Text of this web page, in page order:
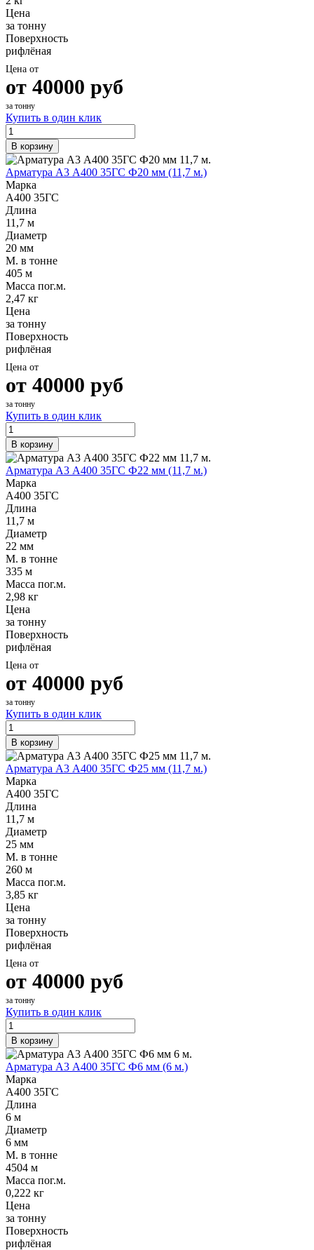
Цена
за тонну
Поверхность
рифлёная
Цена от
от 40000 руб
за тонну
Купить в один клик
В корзину
Арматура А3 А400 35ГС Ф20 мм (11,7 м.)
Марка
А400 35ГС
Длина
11,7 м
Диаметр
20 мм
М. в тонне
405 м
Масса пог.м.
2,47 кг
Цена
за тонну
Поверхность
рифлёная
Цена от
от 40000 руб
за тонну
Купить в один клик
В корзину
Арматура А3 А400 35ГС Ф22 мм (11,7 м.)
Марка
А400 35ГС
Длина
11,7 м
Диаметр
22 мм
М. в тонне
335 м
Масса пог.м.
2,98 кг
Цена
за тонну
Поверхность
рифлёная
Цена от
от 40000 руб
за тонну
Купить в один клик
В корзину
Арматура А3 А400 35ГС Ф25 мм (11,7 м.)
Марка
А400 35ГС
Длина
11,7 м
Диаметр
25 мм
М. в тонне
260 м
Масса пог.м.
3,85 кг
Цена
за тонну
Поверхность
рифлёная
Цена от
от 40000 руб
за тонну
Купить в один клик
В корзину
Арматура А3 А400 35ГС Ф6 мм (6 м.)
Марка
А400 35ГС
Длина
6 м
Диаметр
6 мм
М. в тонне
4504 м
Масса пог.м.
0,222 кг
Цена
за тонну
Поверхность
рифлёная